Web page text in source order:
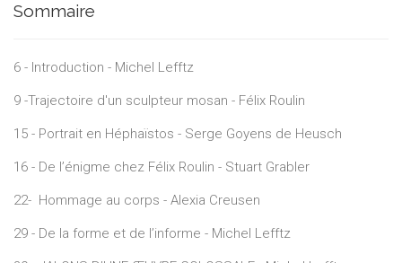
Sommaire
6 - Introduction - Michel Lefftz
9 -Trajectoire d'un sculpteur mosan - Félix Roulin
15 - Portrait en Héphaïstos - Serge Goyens de Heusch
16 - De l’énigme chez Félix Roulin - Stuart Grabler
22- Hommage au corps - Alexia Creusen
29 - De la forme et de l’informe - Michel Lefftz